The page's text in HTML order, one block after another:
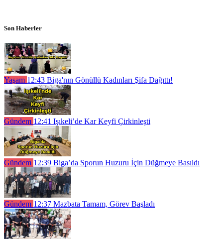
Son Haberler
Yaşam 12:43 Biga'nın Gönüllü Kadınları Şifa Dağıttı!
Gündem 12:41 Işıkeli’de Kar Keyfi Çirkinleşti
Gündem 12:39 Biga’da Sporun Huzuru İçin Düğmeye Basıldı
Gündem 12:37 Mazbata Tamam, Görev Başladı